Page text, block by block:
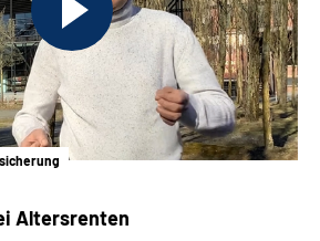
Altersrenten